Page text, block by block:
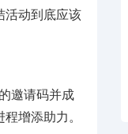
活动到底应该
邀请码并成
增添助力。